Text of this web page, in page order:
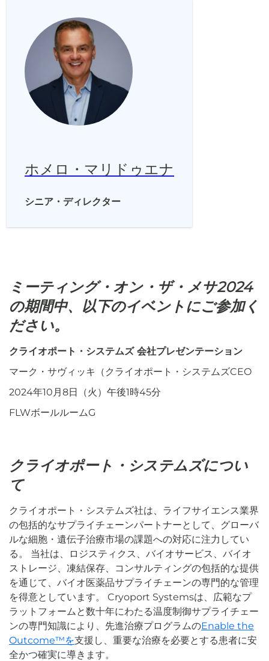
ホメロ・マリドゥエナ
シニア・ディレクター
ミーティング・オン・ザ・メサ2024
の期間中、以下のイベントにご参加く
ださい。
クライオポート・システムズ 会社プレゼンテーション
マーク・サヴィッキ（クライオポート・システムズCEO
2024年10月8日（火）午後1時45分
FLWボールルームG
クライオポート・システムズについ
て
クライオポート・システムズ社は、ライフサイエンス業界
の包括的なサプライチェーンパートナーとして、グローバ
ルな細胞・遺伝子治療市場の課題への対応に注力してい
る。 当社は、ロジスティクス、バイオサービス、バイオ
ストレージ、凍結保存、コンサルティングの包括的な提供
を通じて、バイオ医薬品サプライチェーンの専門的な管理
を得意としています。 Cryoport Systemsは、広範なプ
ラットフォームと数十年にわたる温度制御サプライチェー
ンの専門知識により、先進治療プログラムのEnable the
Outcome™を支援し、重要な治療を必要とする患者に安
全かつ確実に導きます。